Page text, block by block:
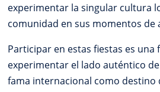
experimentar la singular cultura
comunidad en sus momentos de
Participar en estas fiestas es
experimentar el lado auténtico
fama internacional como destino